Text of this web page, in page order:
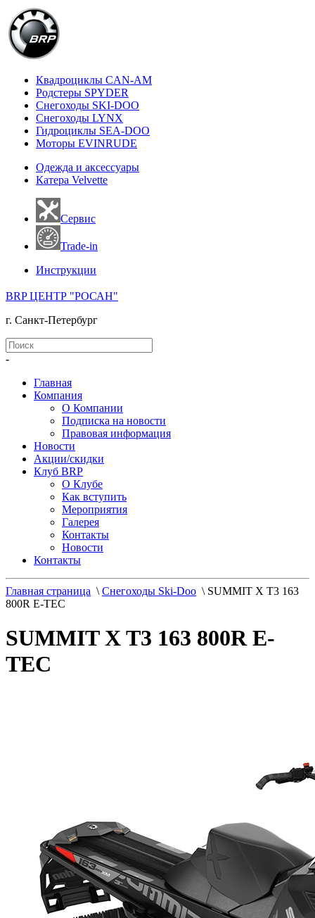
Квадроциклы CAN-AM
Родстеры SPYDER
Снегоходы SKI-DOO
Снегоходы LYNX
Гидроциклы SEA-DOO
Моторы EVINRUDE
Одежда и аксессуары
Катера Velvette
Сервис
Trade-in
Инструкции
BRP ЦЕНТР "РОСАН"
г. Санкт-Петербург
-
Главная
Компания
О Компании
Подписка на новости
Правовая информация
Новости
Акции/скидки
Клуб BRP
О Клубе
Как вступить
Мероприятия
Галерея
Контакты
Новости
Контакты
Главная страница \ Снегоходы Ski-Doo \ SUMMIT X T3 163
800R E-TEC
SUMMIT X T3 163 800R E-
TEC